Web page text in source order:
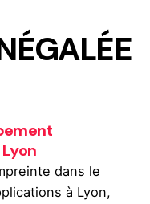
dans le
à Lyon,